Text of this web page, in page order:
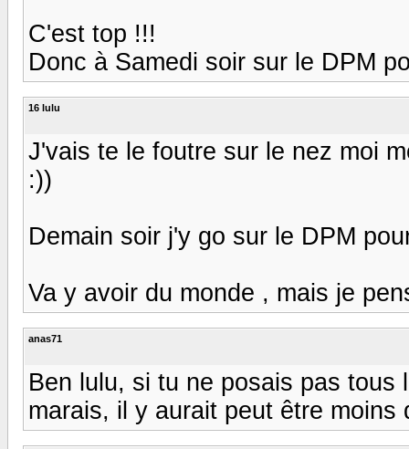
C'est top !!!
Donc à Samedi soir sur le DPM
16 lulu
J'vais te le foutre sur le nez moi
:))
Demain soir j'y go sur le DPM
Va y avoir du monde , mais je
anas71
Ben lulu, si tu ne posais pas tous
marais, il y aurait peut être